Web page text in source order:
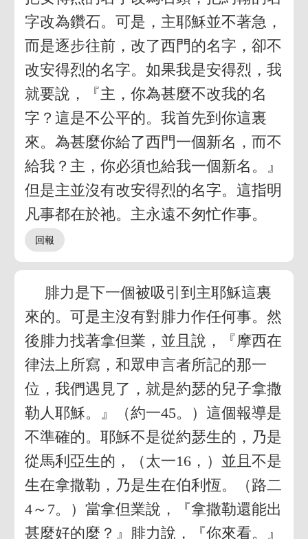
字改為鑽石。可是，主耶穌並不著急，
而是逐步往前，改了西門的名字，卻不
改安得烈的名字。如果我是安得烈，我
就要說，『主，你為甚麼不改我的名
字？這是不公平的。我首先到你這裏
來。為甚麼你給了西門一個新名，而不
給我？主，你必須也給我一個新名。』
但是主並沒有改安得烈的名字。這指明
凡事都在於祂。主永遠不匆忙作事。
腓力是下一個被吸引到主耶穌這裏
來的。可是主沒有對腓力作任何事。然
後腓力找著拿但業，並且說，『摩西在
律法上所寫，和眾申言者所記的那一
位，我們遇見了，就是約瑟的兒子拿撒
勒人耶穌。』（約一45。）這個報導是
不準確的。耶穌不是從約瑟生的，乃是
從馬利亞生的，（太一16，）並且不是
生在拿撒勒，乃是生在伯利恆。（路二
4～7。）當拿但業說，『拿撒勒還能出
甚麼好的麼？』腓力說，『你來看。』